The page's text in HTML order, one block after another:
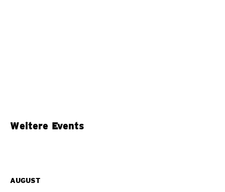
Weitere Events
AUGUST